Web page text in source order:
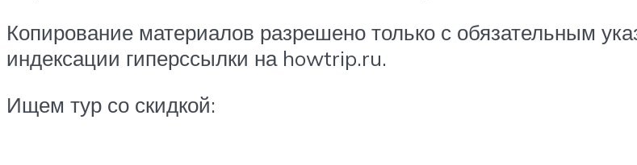
Копирование материалов разрешено только с обязательным
индексации гиперссылки на howtrip.ru.
Ищем тур со скидкой: